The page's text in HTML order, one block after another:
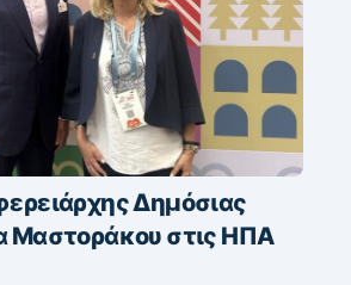
Δημόσιας
Μαστοράκου στις ΗΠΑ